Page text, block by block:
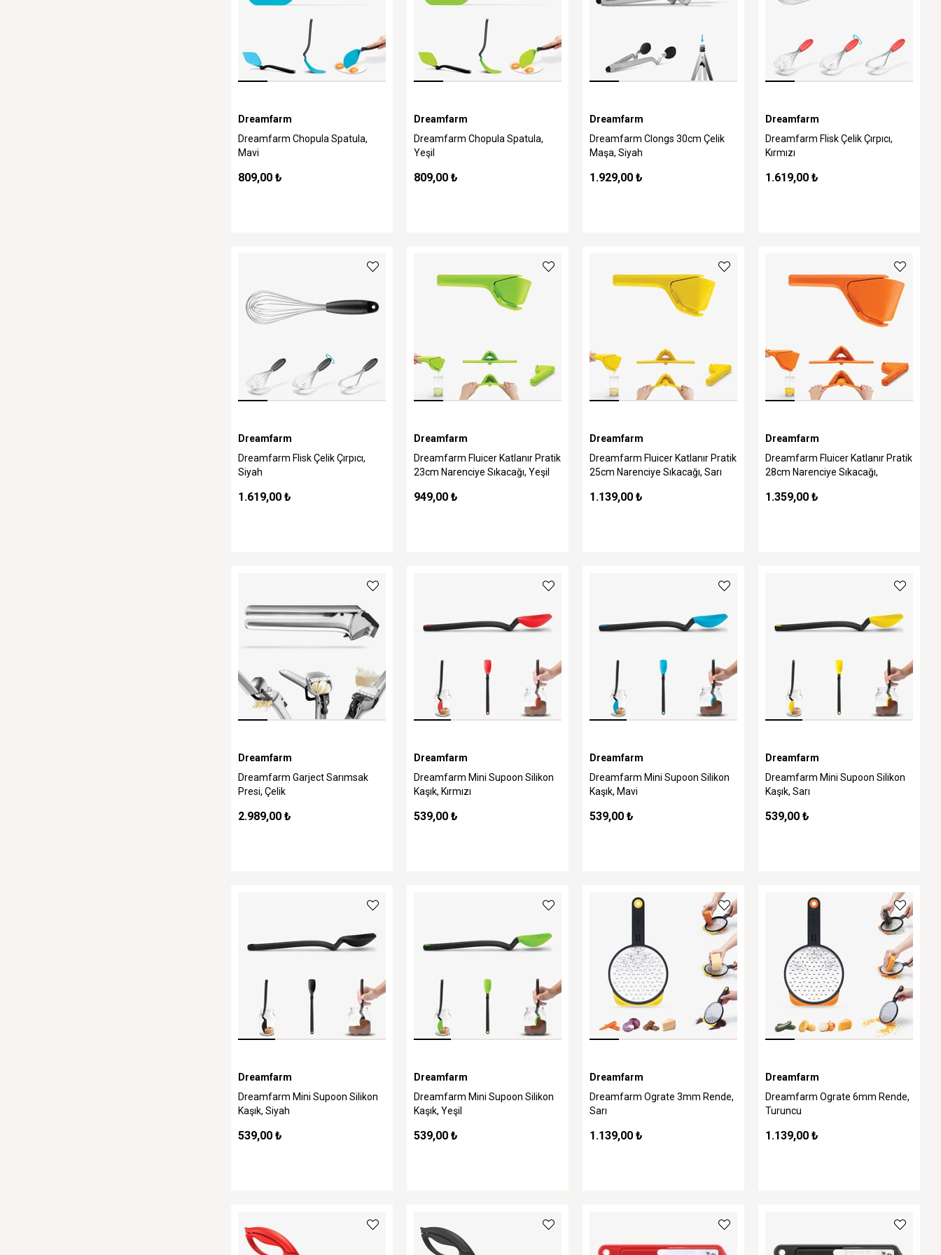
Dreamfarm
Dreamfarm Chopula Spatula,
Mavi
809,00 ₺
Dreamfarm
Dreamfarm Chopula Spatula,
Yeşil
809,00 ₺
Dreamfarm
Dreamfarm Clongs 30cm Çelik
Maşa, Siyah
1.929,00 ₺
Dreamfarm
Dreamfarm Flisk Çelik Çırpıcı,
Kırmızı
1.619,00 ₺
Dreamfarm
Dreamfarm Flisk Çelik Çırpıcı,
Siyah
1.619,00 ₺
Dreamfarm
Dreamfarm Fluicer Katlanır Pratik
23cm Narenciye Sıkacağı, Yeşil
949,00 ₺
Dreamfarm
Dreamfarm Fluicer Katlanır Pratik
25cm Narenciye Sıkacağı, Sarı
1.139,00 ₺
Dreamfarm
Dreamfarm Fluicer Katlanır Pratik
28cm Narenciye Sıkacağı,
1.359,00 ₺
Dreamfarm
Dreamfarm Garject Sarımsak
Presi, Çelik
2.989,00 ₺
Dreamfarm
Dreamfarm Mini Supoon Silikon
Kaşık, Kırmızı
539,00 ₺
Dreamfarm
Dreamfarm Mini Supoon Silikon
Kaşık, Mavi
539,00 ₺
Dreamfarm
Dreamfarm Mini Supoon Silikon
Kaşık, Sarı
539,00 ₺
Dreamfarm
Dreamfarm Mini Supoon Silikon
Kaşık, Siyah
539,00 ₺
Dreamfarm
Dreamfarm Mini Supoon Silikon
Kaşık, Yeşil
539,00 ₺
Dreamfarm
Dreamfarm Ograte 3mm Rende,
Sarı
1.139,00 ₺
Dreamfarm
Dreamfarm Ograte 6mm Rende,
Turuncu
1.139,00 ₺